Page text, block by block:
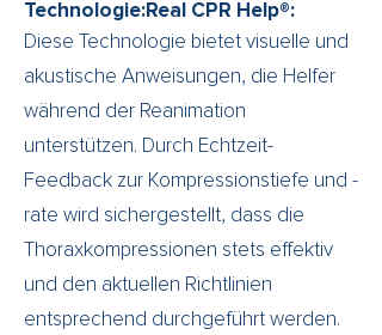
Technologie:Real CPR Help®:
Diese Technologie bietet visuelle und
akustische Anweisungen, die Helfer
während der Reanimation
unterstützen. Durch Echtzeit-
Feedback zur Kompressionstiefe und -
rate wird sichergestellt, dass die
Thoraxkompressionen stets effektiv
und den aktuellen Richtlinien
entsprechend durchgeführt werden.